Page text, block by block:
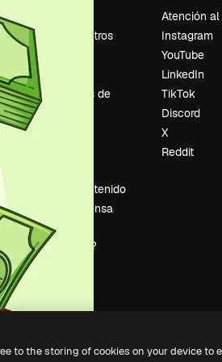
Sobre nosotros
Reviews
Empleo
Tendencias de
búsqueda
Vender contenido
Sala de prensa
¿Buscas
magnific.ai?
Atención
Instagram
YouTube
LinkedIn
TikTok
Discord
X
Reddit
to the storing of cookies on your device to